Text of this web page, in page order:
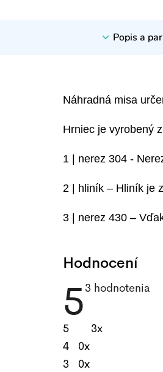
Popis a
Náhradná misa
Hrniec je vyrobený
1 | nerez 304 -
2 | hliník – Hliník je
3 | nerez 430 –
Hodnocení
5Priemerné
5,0
z
5
hviezdičiek.
3 hodnotenia
5
3x
4
0x
3
0x